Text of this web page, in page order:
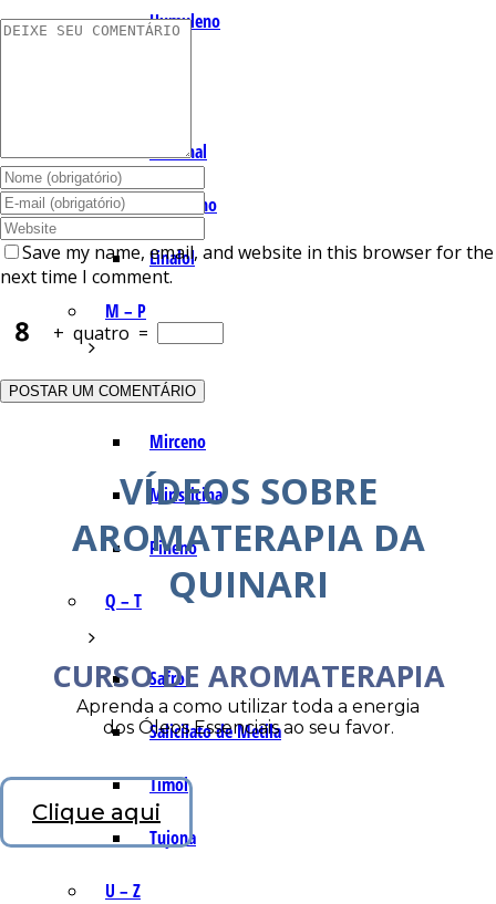
Humuleno
Lemonal
Limoneno
Linalol
M – P
Mentol
Mirceno
Miristicina
Pineno
Q – T
Safrol
Salicilato de Metila
Timol
Tujona
U – Z
Save my name, email, and website in this browser for the
next time I comment.
+ quatro =
VÍDEOS SOBRE
AROMATERAPIA DA
QUINARI
CURSO DE AROMATERAPIA
Aprenda a como utilizar toda a energia
dos Óleos Essenciais ao seu favor.
Clique aqui